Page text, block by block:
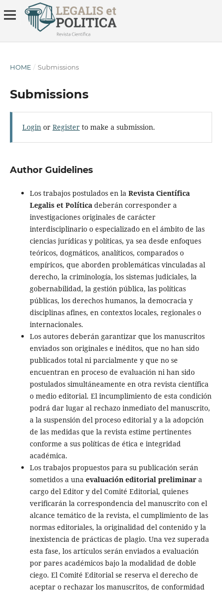
HOME / Submissions
Submissions
Loginor Registerto make a submission.
Author Guidelines
Los trabajos postulados en la Revista Científica
Legalis et Políticadeberán corresponder a
investigaciones originales de carácter
interdisciplinario o especializado en el ámbito de las
ciencias jurídicas y políticas, ya sea desde enfoques
teóricos, dogmáticos, analíticos, comparados o
empíricos, que aborden problemáticas vinculadas al
derecho, la criminología, los sistemas judiciales, la
gobernabilidad, la gestión pública, las políticas
públicas, los derechos humanos, la democracia y
disciplinas afines, en contextos locales, regionales o
internacionales.
Los autores deberán garantizar que los manuscritos
enviados son originales e inéditos, que no han sido
publicados total ni parcialmente y que no se
encuentran en proceso de evaluación ni han sido
postulados simultáneamente en otra revista científica
o medio editorial. El incumplimiento de esta condición
podrá dar lugar al rechazo inmediato del manuscrito,
a la suspensión del proceso editorial y a la adopción
de las medidas que la revista estime pertinentes
conforme a sus políticas de ética e integridad
académica.
Los trabajos propuestos para su publicación serán
sometidos a una evaluación editorial preliminara
cargo del Editor y del Comité Editorial, quienes
verificarán la correspondencia del manuscrito con el
alcance temático de la revista, el cumplimiento de las
normas editoriales, la originalidad del contenido y la
inexistencia de prácticas de plagio. Una vez superada
esta fase, los artículos serán enviados a evaluación
por pares académicos bajo la modalidad de doble
ciego. El Comité Editorial se reserva el derecho de
aceptar o rechazar los manuscritos, de conformidad